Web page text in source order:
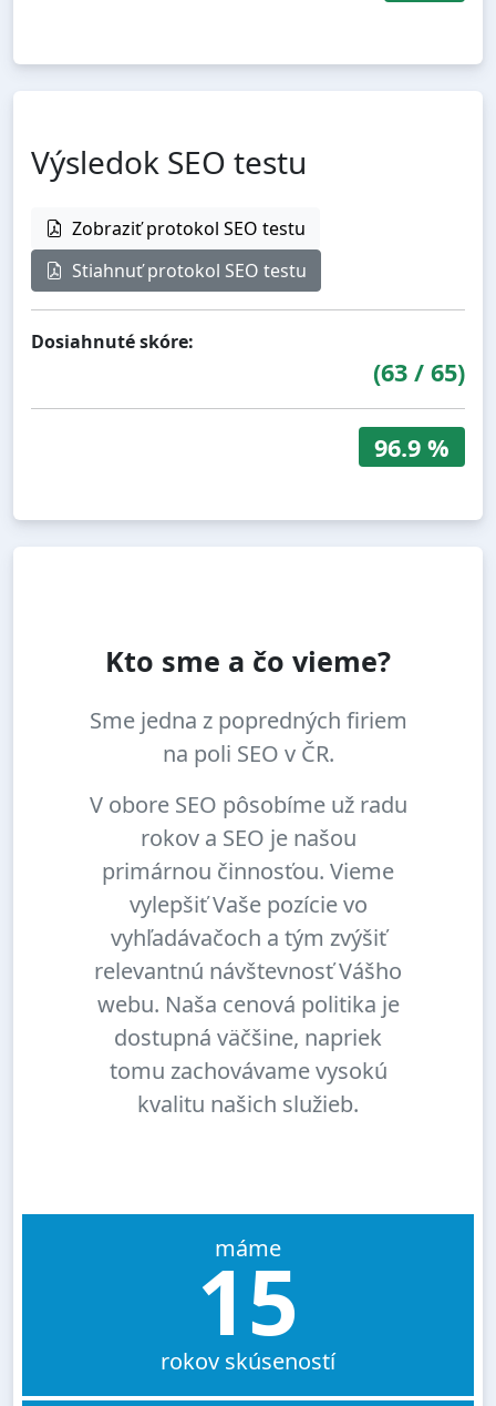
Výsledok SEO testu
Zobraziť protokol SEO testu
Stiahnuť protokol SEO testu
Dosiahnuté skóre:
(63 / 65)
96.9 %
Kto sme a čo vieme?
Sme jedna z popredných firiem
na poli SEO v ČR.
V obore SEO pôsobíme už radu
rokov a SEO je našou
primárnou činnosťou. Vieme
vylepšiť Vaše pozície vo
vyhľadávačoch a tým zvýšiť
relevantnú návštevnosť Vášho
webu. Naša cenová politika je
dostupná väčšine, napriek
tomu zachovávame vysokú
kvalitu našich služieb.
máme
15
rokov skúseností